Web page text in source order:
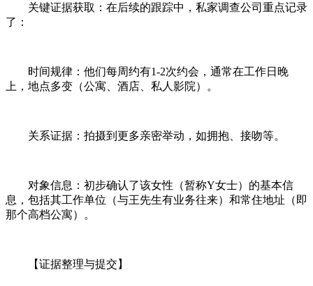
关键证据获取：在后续的跟踪中，私家调查公司重点记录
了：
时间规律：他们每周约有1-2次约会，通常在工作日晚
上，地点多变（公寓、酒店、私人影院）。
关系证据：拍摄到更多亲密举动，如拥抱、接吻等。
对象信息：初步确认了该女性（暂称Y女士）的基本信
息，包括其工作单位（与王先生有业务往来）和常住地址（即
那个高档公寓）。
【证据整理与提交】